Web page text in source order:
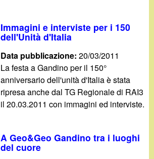
Immagini e interviste per i 150
dell'Unità d'Italia
Data pubblicazione:20/03/2011
La festa a Gandino per il 150°
anniversario dell'unità d'Italia è stata
ripresa anche dal TG Regionale di RAI3
il 20.03.2011 con immagini ed interviste.
A Geo&Geo Gandino tra i luoghi
del cuore